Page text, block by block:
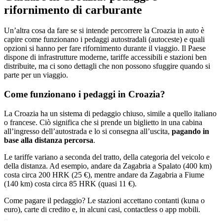
rifornimento di carburante
Un’altra cosa da fare se si intende percorrere la Croazia in auto è
capire come funzionano i pedaggi autostradali (autoceste) e quali
opzioni si hanno per fare rifornimento durante il viaggio. Il Paese
dispone di infrastrutture moderne, tariffe accessibili e stazioni ben
distribuite, ma ci sono dettagli che non possono sfuggire quando si
parte per un viaggio.
Come funzionano i pedaggi in Croazia?
La Croazia ha un sistema di pedaggio chiuso, simile a quello italiano
o francese. Ciò significa che si prende un biglietto in una cabina
all’ingresso dell’autostrada e lo si consegna all’uscita, pagando in
base alla distanza percorsa.
Le tariffe variano a seconda del tratto, della categoria del veicolo e
della distanza. Ad esempio, andare da Zagabria a Spalato (400 km)
costa circa 200 HRK (25 €), mentre andare da Zagabria a Fiume
(140 km) costa circa 85 HRK (quasi 11 €).
Come pagare il pedaggio? Le stazioni accettano contanti (kuna o
euro), carte di credito e, in alcuni casi, contactless o app mobili.